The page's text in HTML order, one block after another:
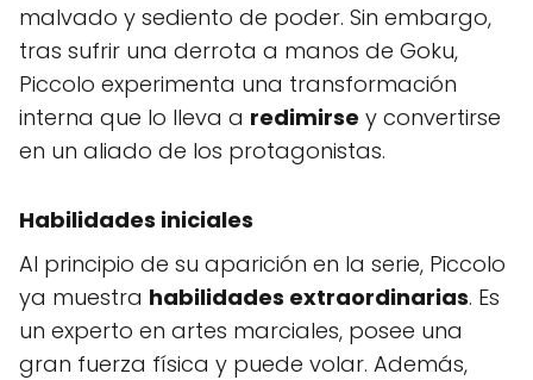
malvado y sediento de poder. Sin embargo,
tras sufrir una derrota a manos de Goku,
Piccolo experimenta una transformación
interna que lo lleva a redimirse y convertirse
en un aliado de los protagonistas.
Habilidades iniciales
Al principio de su aparición en la serie, Piccolo
ya muestra habilidades extraordinarias. Es
un experto en artes marciales, posee una
gran fuerza física y puede volar. Además,